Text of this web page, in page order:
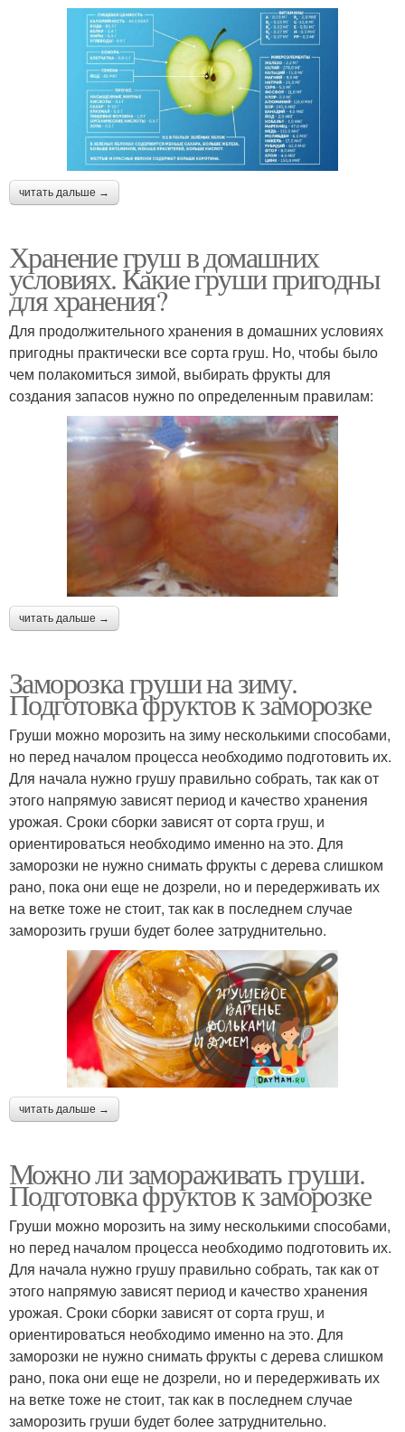
читать дальше →
Хранение груш в домашних
условиях. Какие груши пригодны
для хранения?
Для продолжительного хранения в домашних условиях
пригодны практически все сорта груш. Но, чтобы было
чем полакомиться зимой, выбирать фрукты для
создания запасов нужно по определенным правилам:
читать дальше →
Заморозка груши на зиму.
Подготовка фруктов к заморозке
Груши можно морозить на зиму несколькими способами,
но перед началом процесса необходимо подготовить их.
Для начала нужно грушу правильно собрать, так как от
этого напрямую зависят период и качество хранения
урожая. Сроки сборки зависят от сорта груш, и
ориентироваться необходимо именно на это. Для
заморозки не нужно снимать фрукты с дерева слишком
рано, пока они еще не дозрели, но и передерживать их
на ветке тоже не стоит, так как в последнем случае
заморозить груши будет более затруднительно.
читать дальше →
Можно ли замораживать груши.
Подготовка фруктов к заморозке
Груши можно морозить на зиму несколькими способами,
но перед началом процесса необходимо подготовить их.
Для начала нужно грушу правильно собрать, так как от
этого напрямую зависят период и качество хранения
урожая. Сроки сборки зависят от сорта груш, и
ориентироваться необходимо именно на это. Для
заморозки не нужно снимать фрукты с дерева слишком
рано, пока они еще не дозрели, но и передерживать их
на ветке тоже не стоит, так как в последнем случае
заморозить груши будет более затруднительно.